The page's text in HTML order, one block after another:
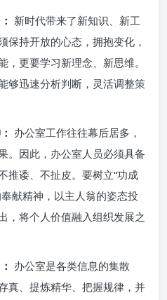
新时代带来了新知识、新工
保持开放的心态，拥抱变化，
更要学习新理念、新思维。
够迅速分析判断，灵活调整策
办公室工作往往幕后居多，
。因此，办公室人员必须具备
推诿、不扯皮。要树立“功成
献精神，以主人翁的姿态投
，将个人价值融入组织发展之
办公室是各类信息的集散
真、提炼精华、把握规律，并